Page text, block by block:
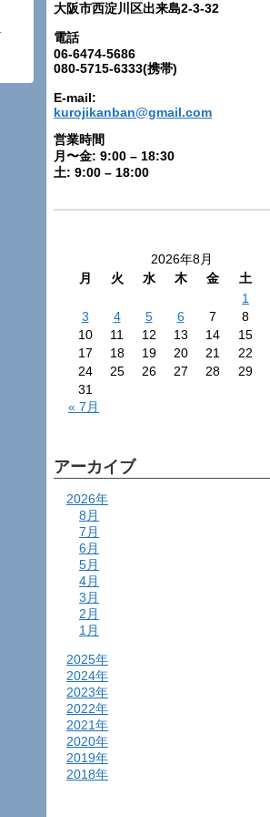
大阪市西淀川区出来島2-3-32
電話
06-6474-5686
080-5715-6333(携帯)
E-mail:
kurojikanban@gmail.com
営業時間
月〜金: 9:00 – 18:30
土: 9:00 – 18:00
2026年8月
月
火 水 木 金 土
1
3
4 5 6 7 8
10
11 12 13 14 15
17
18 19 20 21 22
24
25 26 27 28 29
31
« 7月
アーカイブ
2026年
8月
7月
6月
5月
4月
3月
2月
1月
2025年
2024年
2023年
2022年
2021年
2020年
2019年
2018年